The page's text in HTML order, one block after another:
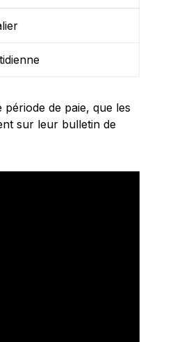
de paie, que les
sur leur bulletin de